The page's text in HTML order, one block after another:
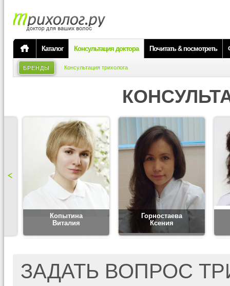
Каталог Консультация доктора Почитать & посмотреть
БРЕНДЫ Консультация трихолога
Копытина
Виталия
Горностаева
Ксения
ЗАДАТЬ ВОПРОС